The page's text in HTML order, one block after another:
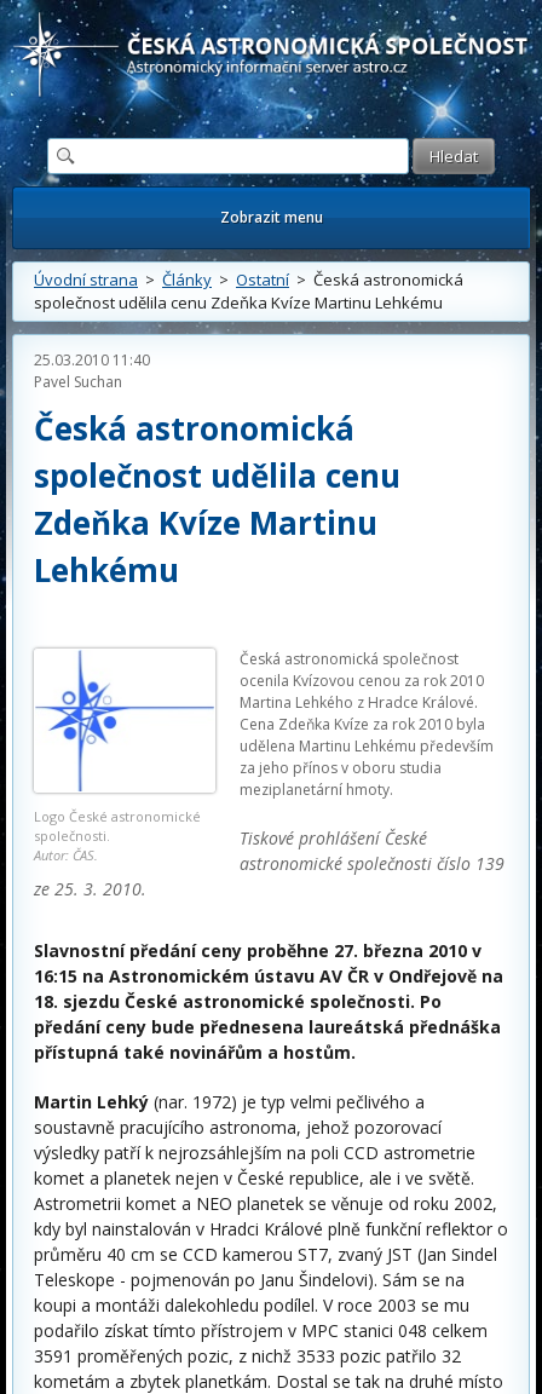
Česká astronomická společnost - Informační astronomický server
Zobrazit menu
Úvodní strana > Články > Ostatní> Česká astronomická
společnost udělila cenu Zdeňka Kvíze Martinu Lehkému
25.03.2010 11:40
Pavel Suchan
Česká astronomická
společnost udělila cenu
Zdeňka Kvíze Martinu
Lehkému
Logo České astronomické
společnosti.
Autor: ČAS.
Česká astronomická společnost
ocenila Kvízovou cenou za rok 2010
Martina Lehkého z Hradce Králové.
Cena Zdeňka Kvíze za rok 2010 byla
udělena Martinu Lehkému především
za jeho přínos v oboru studia
meziplanetární hmoty.
Tiskové prohlášení České
astronomické společnosti číslo 139
ze 25. 3. 2010.
Slavnostní předání ceny proběhne 27. března 2010 v
16:15 na Astronomickém ústavu AV ČR v Ondřejově na
18. sjezdu České astronomické společnosti. Po
předání ceny bude přednesena laureátská přednáška
přístupná také novinářům a hostům.
Martin Lehký (nar. 1972) je typ velmi pečlivého a
soustavně pracujícího astronoma, jehož pozorovací
výsledky patří k nejrozsáhlejším na poli CCD astrometrie
komet a planetek nejen v České republice, ale i ve světě.
Astrometrii komet a NEO planetek se věnuje od roku 2002,
kdy byl nainstalován v Hradci Králové plně funkční reflektor o
průměru 40 cm se CCD kamerou ST7, zvaný JST (Jan Sindel
Teleskope - pojmenován po Janu Šindelovi). Sám se na
koupi a montáži dalekohledu podílel. V roce 2003 se mu
podařilo získat tímto přístrojem v MPC stanici 048 celkem
3591 proměřených pozic, z nichž 3533 pozic patřilo 32
kometám a zbytek planetkám. Dostal se tak na druhé místo